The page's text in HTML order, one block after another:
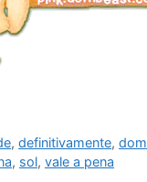
,definitivamente,dom
, sol, vale a pena